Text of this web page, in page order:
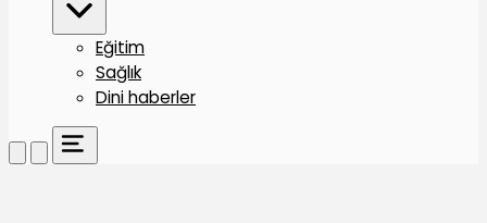
Eğitim
Sağlık
Dini haberler